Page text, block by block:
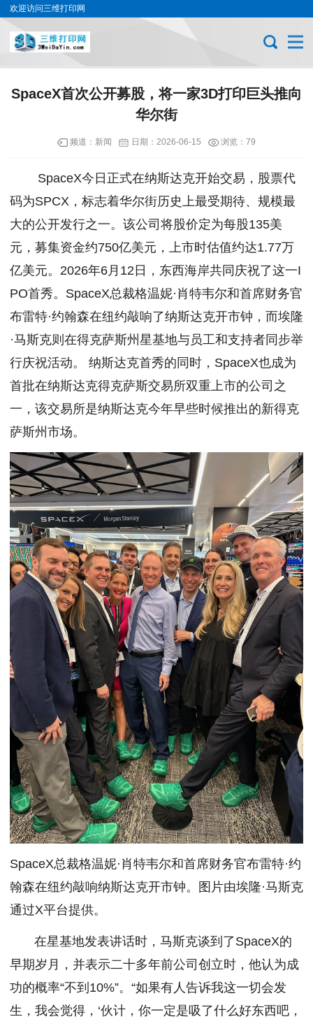
欢迎访问三维打印网
SpaceX首次公开募股，将一家3D打印巨头推向
华尔街
频道： 新闻 日期： 2026-06-15 浏览：79
SpaceX今日正式在纳斯达克开始交易，股票代
码为SPCX，标志着华尔街历史上最受期待、规模最
大的公开发行之一。该公司将股价定为每股135美
元，募集资金约750亿美元，上市时估值约达1.77万
亿美元。2026年6月12日，东西海岸共同庆祝了这一I
PO首秀。SpaceX总裁格温妮·肖特韦尔和首席财务官
布雷特·约翰森在纽约敲响了纳斯达克开市钟，而埃隆
·马斯克则在得克萨斯州星基地与员工和支持者同步举
行庆祝活动。 纳斯达克首秀的同时，SpaceX也成为
首批在纳斯达克得克萨斯交易所双重上市的公司之
一，该交易所是纳斯达克今年早些时候推出的新得克
萨斯州市场。
SpaceX总裁格温妮·肖特韦尔和首席财务官布雷特·约
翰森在纽约敲响纳斯达克开市钟。图片由埃隆·马斯克
通过X平台提供。
在星基地发表讲话时，马斯克谈到了SpaceX的
早期岁月，并表示二十多年前公司创立时，他认为成
功的概率“不到10%”。“如果有人告诉我这一切会发
生，我会觉得，‘伙计，你一定是吸了什么好东西吧，